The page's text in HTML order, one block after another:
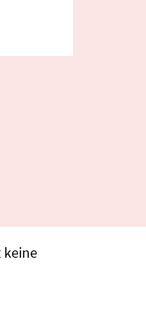
keine